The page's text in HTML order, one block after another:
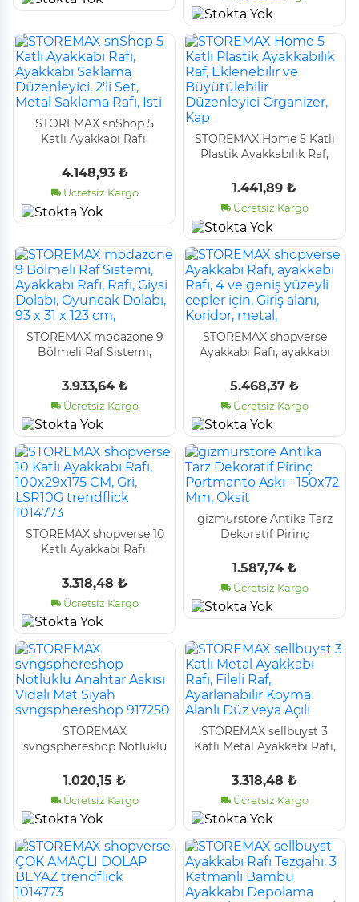
STOREMAX snShop 5
Katlı Ayakkabı Rafı,
Düzenleyici, 2'li Set, Metal
Saklama Rafı, Isti
4.148,93 ₺
Ücretsiz Kargo
STOREMAX Home 5 Katlı
Plastik Ayakkabılık Raf,
Büyütülebilir Düzenleyici
Organizer, Kap
1.441,89 ₺
Ücretsiz Kargo
STOREMAX modazone 9
Bölmeli Raf Sistemi,
Dolabı, Oyuncak Dolabı,
93 x 31 x 123 cm,
3.933,64 ₺
Ücretsiz Kargo
STOREMAX shopverse
Ayakkabı Rafı, ayakkabı
cepler için, Giriş alanı,
Koridor, metal,
5.468,37 ₺
Ücretsiz Kargo
STOREMAX shopverse 10
Katlı Ayakkabı Rafı,
LSR10G trendflick 1014773
3.318,48 ₺
Ücretsiz Kargo
gizmurstore Antika Tarz
Dekoratif Pirinç
Mm, Oksit
1.587,74 ₺
Ücretsiz Kargo
STOREMAX
svngsphereshop Notluklu
Siyah svngsphereshop
917250
1.020,15 ₺
Ücretsiz Kargo
STOREMAX sellbuyst 3
Katlı Metal Ayakkabı Rafı,
Koyma Alanlı Düz veya
Açılı
3.318,48 ₺
Ücretsiz Kargo